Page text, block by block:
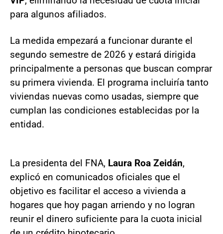
para algunos afiliados.
La medida empezará a funcionar durante el
segundo semestre de 2026 y estará dirigida
principalmente a personas que buscan comprar
su primera vivienda. El programa incluiría tanto
viviendas nuevas como usadas, siempre que
cumplan las condiciones establecidas por la
entidad.
La presidenta del FNA, Laura Roa Zeidán,
explicó en comunicados oficiales que el
objetivo es facilitar el acceso a vivienda a
hogares que hoy pagan arriendo y no logran
reunir el dinero suficiente para la cuota inicial